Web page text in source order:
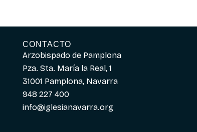
CONTACTO
Arzobispado de Pamplona
Pza. Sta. María la Real, 1
31001 Pamplona, Navarra
948 227 400
info@iglesianavarra.org